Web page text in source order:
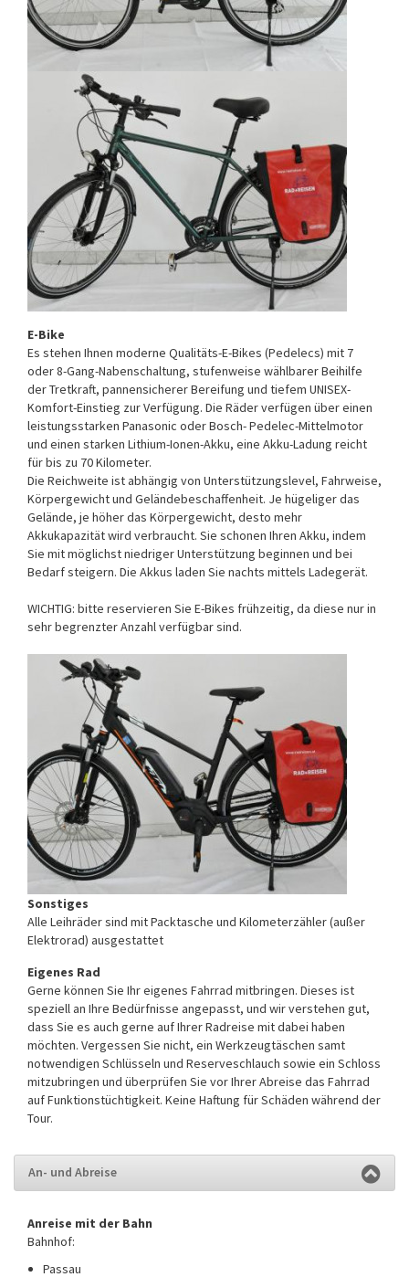
E-Bike
Es stehen Ihnen moderne Qualitäts-E-Bikes (Pedelecs) mit 7
oder 8-Gang-Nabenschaltung, stufenweise wählbarer Beihilfe
der Tretkraft, pannensicherer Bereifung und tiefem UNISEX-
Komfort-Einstieg zur Verfügung. Die Räder verfügen über einen
leistungsstarken Panasonic oder Bosch- Pedelec-Mittelmotor
und einen starken Lithium-Ionen-Akku, eine Akku-Ladung reicht
für bis zu 70 Kilometer.
Die Reichweite ist abhängig von Unterstützungslevel, Fahrweise,
Körpergewicht und Geländebeschaffenheit. Je hügeliger das
Gelände, je höher das Körpergewicht, desto mehr
Akkukapazität wird verbraucht. Sie schonen Ihren Akku, indem
Sie mit möglichst niedriger Unterstützung beginnen und bei
Bedarf steigern. Die Akkus laden Sie nachts mittels Ladegerät.
WICHTIG: bitte reservieren Sie E-Bikes frühzeitig, da diese nur in
sehr begrenzter Anzahl verfügbar sind.
Sonstiges
Alle Leihräder sind mit Packtasche und Kilometerzähler (außer
Elektrorad) ausgestattet
Eigenes Rad
Gerne können Sie Ihr eigenes Fahrrad mitbringen. Dieses ist
speziell an Ihre Bedürfnisse angepasst, und wir verstehen gut,
dass Sie es auch gerne auf Ihrer Radreise mit dabei haben
möchten. Vergessen Sie nicht, ein Werkzeugtäschen samt
notwendigen Schlüsseln und Reserveschlauch sowie ein Schloss
mitzubringen und überprüfen Sie vor Ihrer Abreise das Fahrrad
auf Funktionstüchtigkeit. Keine Haftung für Schäden während der
Tour.
An- und Abreise
Anreise mit der Bahn
Bahnhof:
Passau